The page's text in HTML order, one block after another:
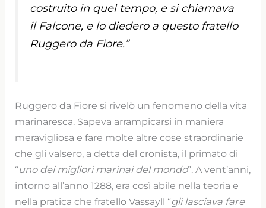
costruito in quel tempo, e si chiamava
il Falcone, e lo diedero a questo fratello
Ruggero da Fiore.”
Ruggero da Fiore si rivelò un fenomeno della vita
marinaresca. Sapeva arrampicarsi in maniera
meravigliosa e fare molte altre cose straordinarie
che gli valsero, a detta del cronista, il primato di
“uno dei migliori marinai del mondo”. A vent’anni,
intorno all’anno 1288, era così abile nella teoria e
nella pratica che fratello Vassayll “gli lasciava fare